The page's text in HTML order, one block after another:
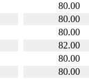
80.00
80.00
80.00
82.00
80.00
80.00